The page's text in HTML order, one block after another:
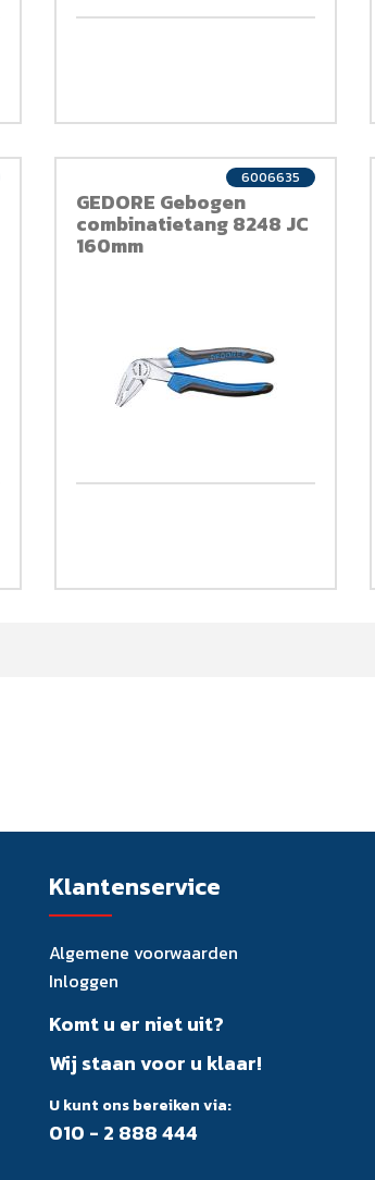
GEDORE Gebogen
combinatietang 8248 JC
160mm
6006635
Klantenservice
Algemene voorwaarden
Inloggen
Komt u er niet uit?
Wij staan voor u klaar!
U kunt ons bereiken via:
010 - 2 888 444